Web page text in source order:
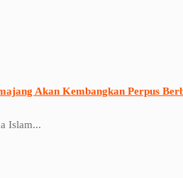
Akan Kembangkan Perpus
Islam...